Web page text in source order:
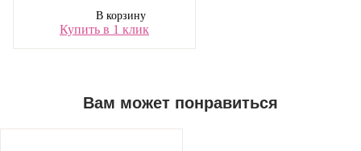
В корзину
Купить в 1 клик
Вам может понравиться